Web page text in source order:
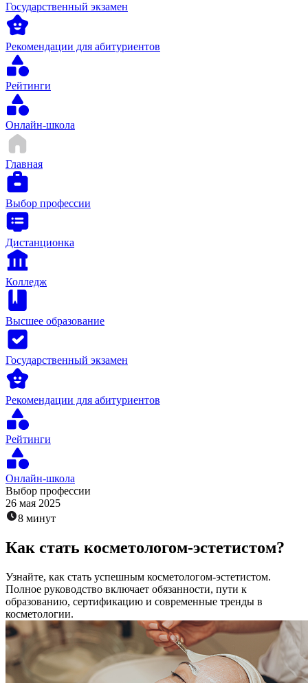
Государственный экзамен
Рекомендации для абитуриентов
Рейтинги
Онлайн-школа
Главная
Выбор профессии
Дистанционка
Колледж
Высшее образование
Государственный экзамен
Рекомендации для абитуриентов
Рейтинги
Онлайн-школа
Выбор профессии
26 мая 2025
8 минут
Как стать косметологом-эстетистом?
Узнайте, как стать успешным косметологом-эстетистом.
Полное руководство включает обязанности, пути к
образованию, сертификацию и современные тренды в
косметологии.